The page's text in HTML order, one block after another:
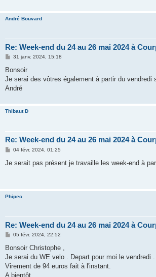
André Bouvard
Re: Week-end du 24 au 26 mai 2024 à
M
s
a
g
31 janv. 2024, 15:18
Bonsoir
Je serai des vôtres également à partir du vendredi
André
Thibaut D
Re: Week-end du 24 au 26 mai 2024 à
M
s
04 févr. 2024, 01:25
Je serait pas présent je travaille les week-end à
Phipec
Re: Week-end du 24 au 26 mai 2024 à
M
s
a
g
05 févr. 2024, 22:52
Bonsoir Christophe ,
Je serai du WE velo . Depart pour moi le vendredi .
Virement de 94 euros fait à l'instant.
A bientôt.